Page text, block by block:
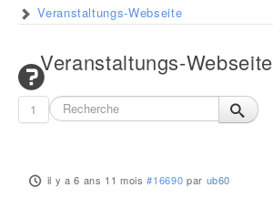
Veranstaltungs-Webseite
Veranstaltungs-Webseite
1
il y a 6 ans 11 mois #16690 par ub60